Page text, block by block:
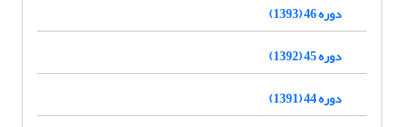
دوره 46 (1393)
دوره 45 (1392)
دوره 44 (1391)